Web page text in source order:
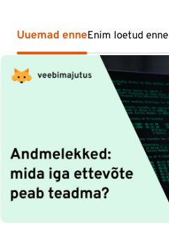
Uuemad enneEnim loetud enne